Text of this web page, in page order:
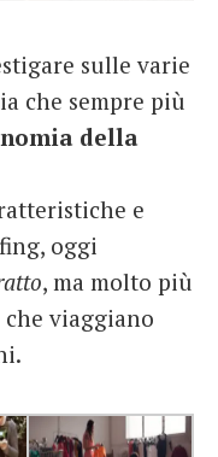
sulle varie
che sempre più
della
e
oggi
, ma molto più
viaggiano